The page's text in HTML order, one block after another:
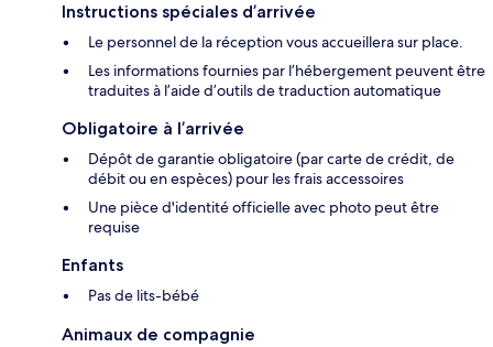
Instructions spéciales d’arrivée
Le personnel de la réception vous accueillera sur place.
Les informations fournies par l’hébergement peuvent être
traduites à l’aide d’outils de traduction automatique
Obligatoire à l’arrivée
Dépôt de garantie obligatoire (par carte de crédit, de
débit ou en espèces) pour les frais accessoires
Une pièce d'identité officielle avec photo peut être
requise
Enfants
Pas de lits-bébé
Animaux de compagnie